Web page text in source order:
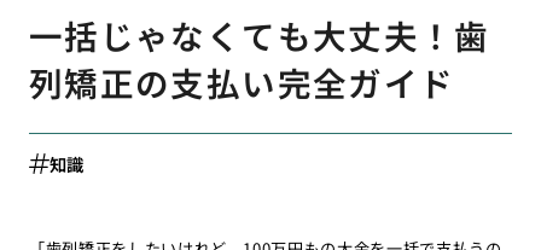
一括じゃなくても大丈夫！歯
列矯正の支払い完全ガイド
知識